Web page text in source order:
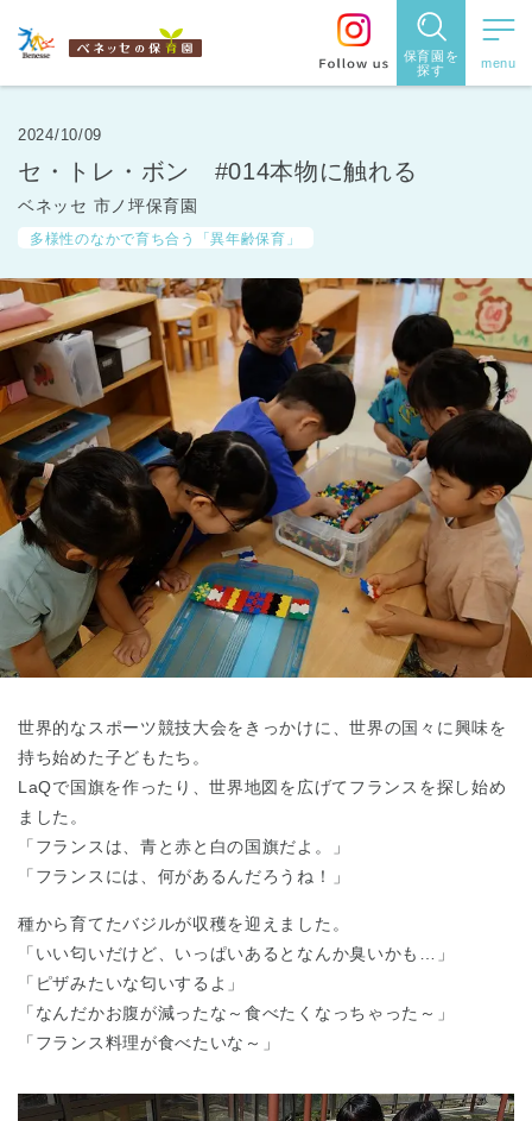
保育園を
探す
保育園を探す
住所・駅
名から探
す
都道府県
から探す
東京都
東京都 全域
2024/10/09
セ・トレ・ボン #014本物に触れる
ベネッセ 市ノ坪保育園
多様性のなかで育ち合う「異年齢保育」
世界的なスポーツ競技大会をきっかけに、世界の国々に興味を
持ち始めた子どもたち。
LaQで国旗を作ったり、世界地図を広げてフランスを探し始め
ました。
「フランスは、青と赤と白の国旗だよ。」
「フランスには、何があるんだろうね！」
種から育てたバジルが収穫を迎えました。
「いい匂いだけど、いっぱいあるとなんか臭いかも…」
「ピザみたいな匂いするよ」
「なんだかお腹が減ったな～食べたくなっちゃった～」
「フランス料理が食べたいな～」